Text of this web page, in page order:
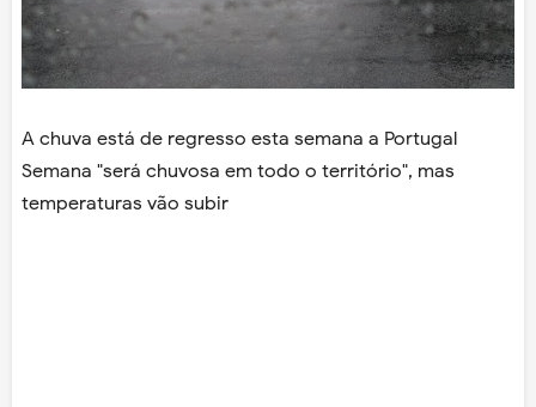
A chuva está de regresso esta semana a Portugal
Semana "será chuvosa em todo o território", mas
temperaturas vão subir